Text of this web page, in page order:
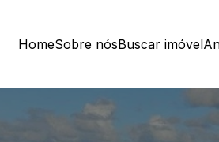
HomeSobre nósBuscar imóvel